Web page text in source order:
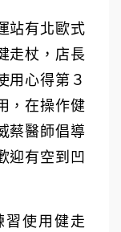
站有北歐式
走杖，店長
用心得第３
，在操作健
蔡醫師倡導
迎有空到凹
習使用健走